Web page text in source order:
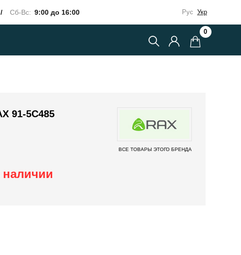
Сб-Вс: 9:00 до 16:00 Рус Укр
0
91-5C485
ВСЕ ТОВАРЫ ЭТОГО БРЕНДА
наличии